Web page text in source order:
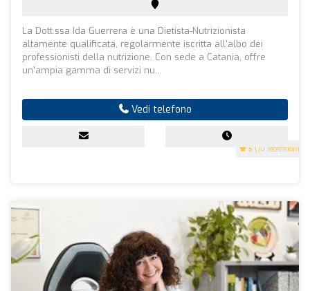
5 (10 recensioni)
La Dott.ssa Ida Guerrera è una Dietista-Nutrizionista
altamente qualificata, regolarmente iscritta all'albo dei
professionisti della nutrizione. Con sede a Catania, offre
un'ampia gamma di servizi nu...
Vedi telefono